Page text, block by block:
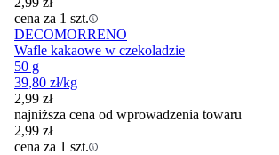
cena za 1 szt.
DECOMORRENO
Wafle kakaowe w czekoladzie
50 g
39,80 zł/kg
2,99 zł
najniższa cena od wprowadzenia towaru
2,99 zł
cena za 1 szt.